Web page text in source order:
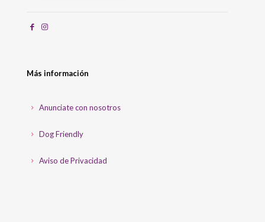
Más información
Anunciate con nosotros
Dog Friendly
Aviso de Privacidad